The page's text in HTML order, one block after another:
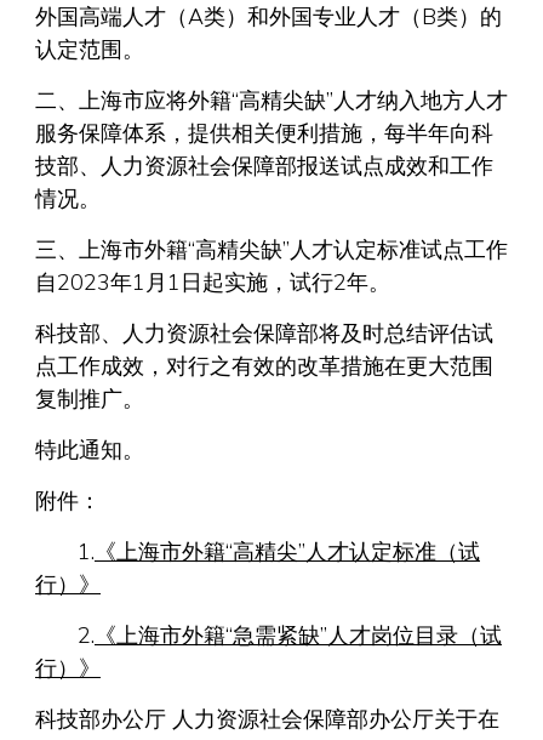
外国高端人才（A类）和外国专业人才（B类）的
认定范围。
二、上海市应将外籍“高精尖缺”人才纳入地方人才
服务保障体系，提供相关便利措施，每半年向科
技部、人力资源社会保障部报送试点成效和工作
情况。
三、上海市外籍“高精尖缺”人才认定标准试点工作
自2023年1月1日起实施，试行2年。
科技部、人力资源社会保障部将及时总结评估试
点工作成效，对行之有效的改革措施在更大范围
复制推广。
特此通知。
附件：
1. 《上海市外籍“高精尖”人才认定标准（试
行）》
2. 《上海市外籍“急需紧缺”人才岗位目录（试
行）》
科技部办公厅 人力资源社会保障部办公厅关于在